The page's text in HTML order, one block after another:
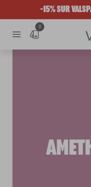
-15% SUR
0